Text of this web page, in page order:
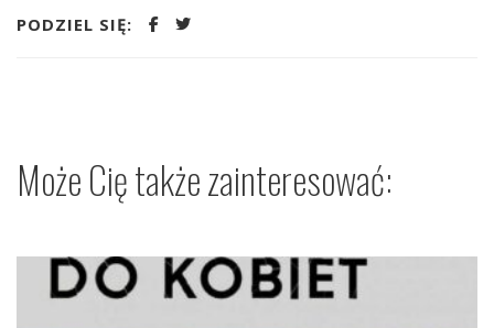
PODZIEL SIĘ:
Może Cię także zainteresować: